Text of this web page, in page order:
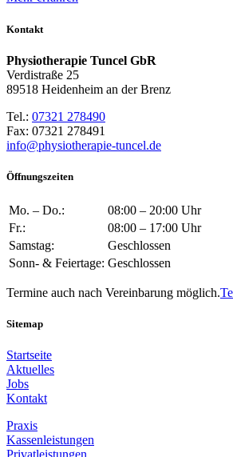
Kontakt
Physiotherapie Tuncel GbR
Verdistraße 25
89518 Heidenheim an der Brenz
Tel.: 07321 278490
Fax: 07321 278491
info@physiotherapie-tuncel.de
Öffnungszeiten
Mo. – Do.:
08:00 – 20:00 Uhr
Fr.:
08:00 – 17:00 Uhr
Samstag:
Geschlossen
Sonn- & Feiertage: Geschlossen
Termine auch nach Vereinbarung möglich.
Sitemap
Startseite
Aktuelles
Jobs
Kontakt
Praxis
Kassenleistungen